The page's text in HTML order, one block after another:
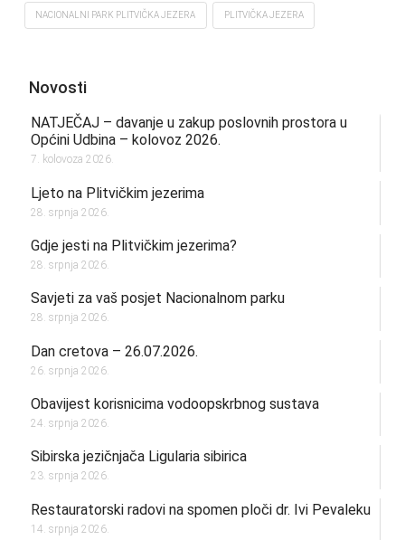
NACIONALNI PARK PLITVIČKA JEZERA PLITVIČKA JEZERA
Novosti
NATJEČAJ – davanje u zakup poslovnih prostora u
Općini Udbina – kolovoz 2026.
7. kolovoza 2026.
Ljeto na Plitvičkim jezerima
28. srpnja 2026.
Gdje jesti na Plitvičkim jezerima?
28. srpnja 2026.
Savjeti za vaš posjet Nacionalnom parku
28. srpnja 2026.
Dan cretova – 26.07.2026.
26. srpnja 2026.
Obavijest korisnicima vodoopskrbnog sustava
24. srpnja 2026.
Sibirska jezičnjača Ligularia sibirica
23. srpnja 2026.
Restauratorski radovi na spomen ploči dr. Ivi Pevaleku
14. srpnja 2026.